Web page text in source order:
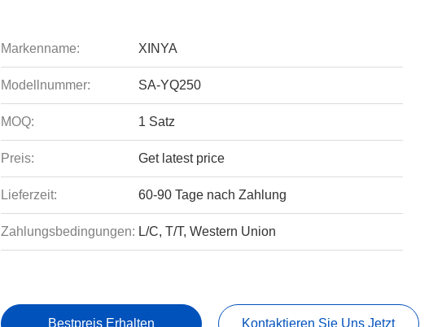
Markenname: XINYA
Modellnummer: SA-YQ250
MOQ: 1 Satz
Preis: Get latest price
Lieferzeit: 60-90 Tage nach Zahlung
Zahlungsbedingungen: L/C, T/T, Western Union
Bestpreis Erhalten Kontaktieren Sie Uns Jetzt